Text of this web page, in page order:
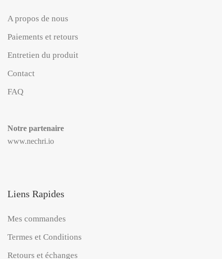
A propos de nous
Paiements et retours
Entretien du produit
Contact
FAQ
Notre partenaire
www.nechri.io
Liens Rapides
Mes commandes
Termes et Conditions
Retours et échanges